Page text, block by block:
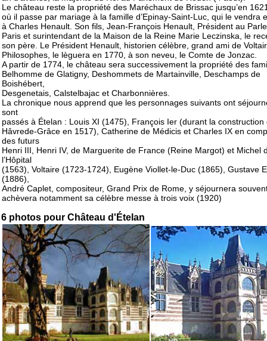
Le château reste la propriété des Maréchaux de Brissac jusqu’en
où il passe par mariage à la famille d’Epinay-Saint-Luc, qui le vendra
à Charles Henault. Son fils, Jean-François Henault, Président au
Paris et surintendant de la Maison de la Reine Marie Leczinska, le
son père. Le Président Henault, historien célèbre, grand ami de
Philosophes, le lèguera en 1770, à son neveu, le Comte de Jonzac.
A partir de 1774, le château sera successivement la propriété des
Belhomme de Glatigny, Deshommets de Martainville, Deschamps de
Boishébert,
Desgenetais, Calstelbajac et Charbonnières.
La chronique nous apprend que les personnages suivants ont
sont
passés à Ételan : Louis XI (1475), François Ier (durant la construction
Hâvrede-Grâce en 1517), Catherine de Médicis et Charles IX en
des futurs
Henri III, Henri IV, de Marguerite de France (Reine Margot) et Michel
l’Hôpital
(1563), Voltaire (1723-1724), Eugène Viollet-le-Duc (1865), Gustave
(1886),
André Caplet, compositeur, Grand Prix de Rome, y séjournera
achèvera notamment sa célèbre messe à trois voix (1920)
6 photos pour Château d'Ételan